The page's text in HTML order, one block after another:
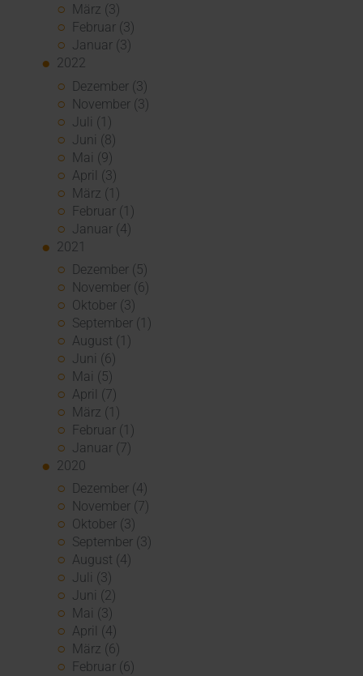
März (3)
Februar (3)
Januar (3)
2022
Dezember (3)
November (3)
Juli (1)
Juni (8)
Mai (9)
April (3)
März (1)
Februar (1)
Januar (4)
2021
Dezember (5)
November (6)
Oktober (3)
September (1)
August (1)
Juni (6)
Mai (5)
April (7)
März (1)
Februar (1)
Januar (7)
2020
Dezember (4)
November (7)
Oktober (3)
September (3)
August (4)
Juli (3)
Juni (2)
Mai (3)
April (4)
März (6)
Februar (6)